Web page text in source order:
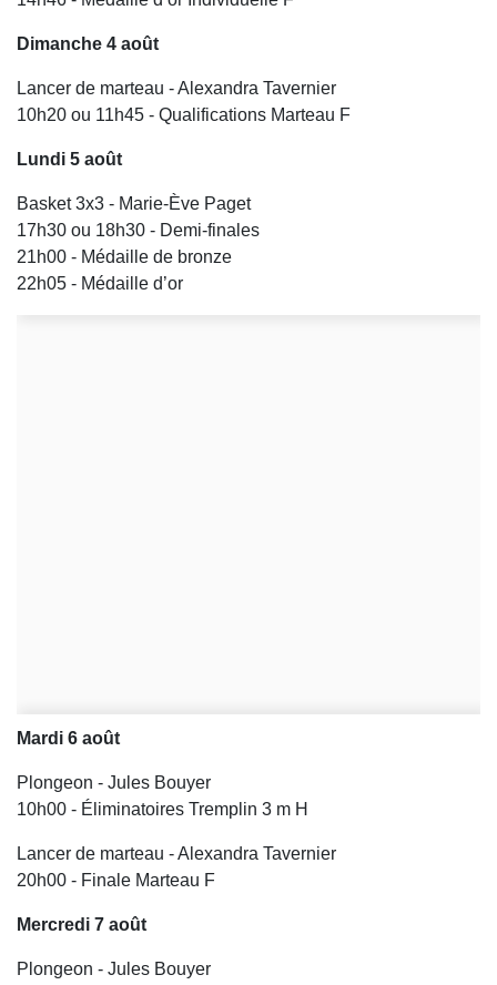
Dimanche 4 août
Lancer de marteau - Alexandra Tavernier
10h20 ou 11h45 - Qualifications Marteau F
Lundi 5 août
Basket 3x3 - Marie-Ève Paget
17h30 ou 18h30 - Demi-finales
21h00 - Médaille de bronze
22h05 - Médaille d’or
Mardi 6 août
Plongeon - Jules Bouyer
10h00 - Éliminatoires Tremplin 3 m H
Lancer de marteau - Alexandra Tavernier
20h00 - Finale Marteau F
Mercredi 7 août
Plongeon - Jules Bouyer